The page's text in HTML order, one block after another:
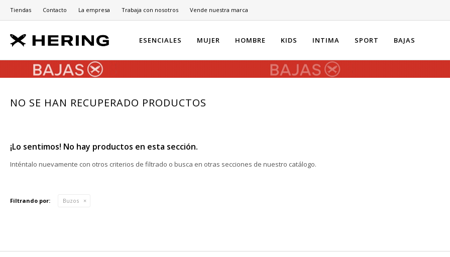
ESENCIALES MUJER HOMBRE KIDS INTIMA SPORT BAJAS
Tiendas Contacto La empresa Trabaja con nosotros Vende nuestra marca
NO SE HAN RECUPERADO PRODUCTOS
¡Lo sentimos! No hay productos en esta sección.
Inténtalo nuevamente con otros criterios de filtrado o busca en otras secciones de nuestro catálogo.
Filtrando por: Buzos